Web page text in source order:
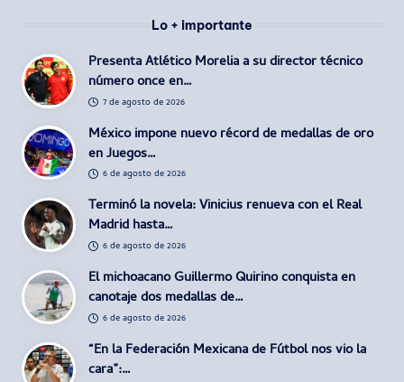
Lo + importante
Presenta Atlético Morelia a su director técnico
número once en…
7 de agosto de 2026
México impone nuevo récord de medallas de oro
en Juegos…
6 de agosto de 2026
Terminó la novela: Vinicius renueva con el Real
Madrid hasta…
6 de agosto de 2026
El michoacano Guillermo Quirino conquista en
canotaje dos medallas de…
6 de agosto de 2026
“En la Federación Mexicana de Fútbol nos vio la
cara”:…